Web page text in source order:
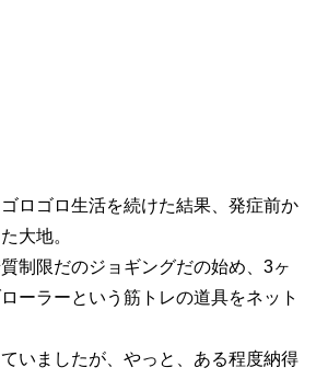
ロゴロ生活を続けた結果、発症前か
大地。
制限だのジョギングだの始め、3ヶ
ーラーという筋トレの道具をネット
いましたが、やっと、ある程度納得